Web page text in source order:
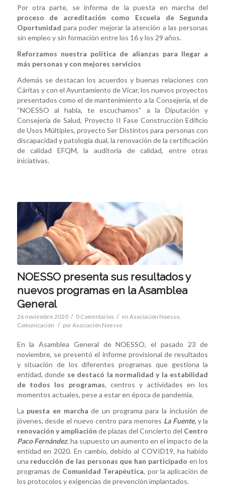
Por otra parte, se informa de la puesta en marcha del
proceso de acreditación como Escuela de Segunda
Oportunidad para poder mejorar la atención a las personas
sin empleo y sin formación entre los 16 y los 29 años.
Reforzamos nuestra política de alianzas para llegar a
más personas y con mejores servicios
Además se destacan los acuerdos y buenas relaciones con
Cáritas y con el Ayuntamiento de Vícar, los nuevos proyectos
presentados como el de mantenimiento a la Consejería, el de
“NOESSO al habla, te escuchamos” a la Diputación y
Consejería de Salud, Proyecto II Fase Construcción Edificio
de Usos Múltiples, proyecto Ser Distintos para personas con
discapacidad y patología dual, la renovación de la certificación
de calidad EFQM, la auditoría de calidad, entre otras
iniciativas.
NOESSO presenta sus resultados y
nuevos programas en la Asamblea
General
26 noviembre 2020 / 0 Comentarios / en Asociación Noesso,
Comunicación
/ porAsociación Noesso
En la Asamblea General de NOESSO, el pasado 23 de
noviembre, se presentó el informe provisional de resultados
y situación de los diferentes programas que gestiona la
entidad, donde se destacó la normalidad y la estabilidad
de todos los programas, centros y actividades en los
momentos actuales, pese a estar en época de pandemia.
La puesta en marcha de un programa para la inclusión de
jóvenes, desde el nuevo centro para menores La Fuente, y la
renovación y ampliación de plazas del Concierto del Centro
Paco Fernández,ha supuesto un aumento en el impacto de la
entidad en 2020. En cambio, debido al COVID19, ha habido
una reducción de las personas que han participado en los
programas de Comunidad Terapéutica, por la aplicación de
los protocolos y exigencias de prevención implantados.